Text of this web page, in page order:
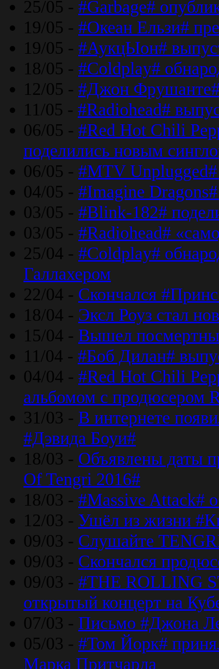
25/05 - #Garbage#
19/05 - #Океан Ельзи#
19/05 - #АукцЫон#
18/05 - #Coldplay#
12/05 - #Джон
11/05 - #Radiohead#
06/05 - #Red Hot Chili
поделились новым
06/05 - #MTV Unplugged#
04/05 - #Imagine
03/05 - #Blink-182#
03/05 - #Radiohead#
25/04 - #Coldplay#
Галлахером
22/04 - Скончался
18/04 - Эксл Роуз стал
15/04 - Вышел
11/04 - #Боб Дилан#
04/04 - #Red Hot Chili
альбомом с продюсером
31/03 - В интернете
#Дэвида Боуи#
18/03 - Объявлены даты
Of Tengri 2016#
18/03 - #Massive Attack#
12/03 - Ушёл из жизни
09/03 - Слушайте
09/03 - Скончался
09/03 - #THE ROLLING
открытый концерт на
07/03 - Письмо #Джона
05/03 - #Том Йорк#
Марка Притчарда